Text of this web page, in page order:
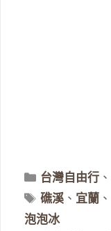
分
類
台灣自由行 、
標
籤
礁溪 、 宜蘭 、
泡泡冰